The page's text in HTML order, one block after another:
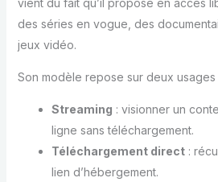
vient du fait qu’il propose en accès
des séries en vogue, des
jeux vidéo.
Son modèle repose sur deux usages
Streaming : visionner un
ligne sans téléchargement.
Téléchargement direct:
lien d’hébergement.